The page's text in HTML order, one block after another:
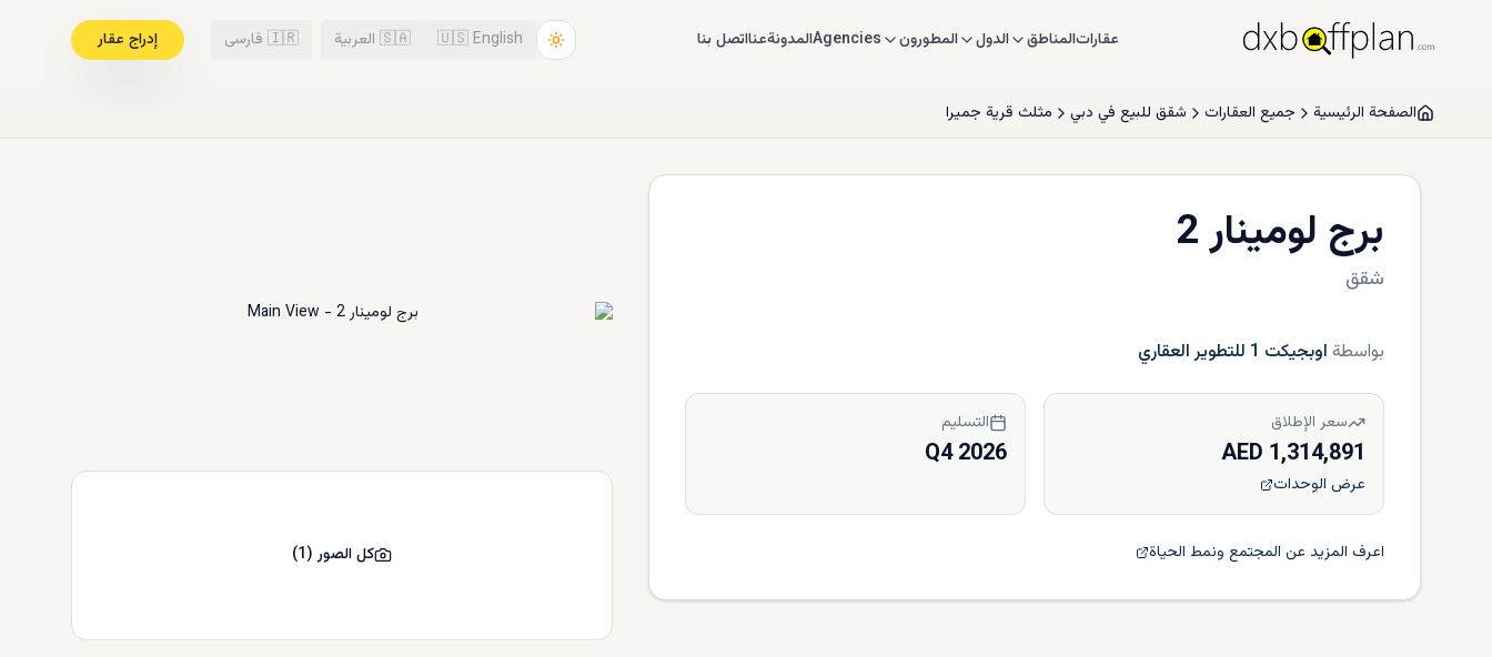
عقاراتالمناطق الدول المطورون Agenciesالمدونةعنااتصل بنا 🇺🇸 English
🇸🇦 العربية 🇮🇷 فارسی إدراج عقار
الصفحة الرئيسية جميع العقارات شقق للبيع في دبي مثلث قرية جميرا
برج لومينار 2
شقق
بواسطة اوبجيكت 1 للتطوير العقاري
سعر الإطلاق
1,314,891 AED
عرض الوحدات
التسليم
Q4 2026
اعرف المزيد عن المجتمع ونمط الحياة كل الصور(
1
)